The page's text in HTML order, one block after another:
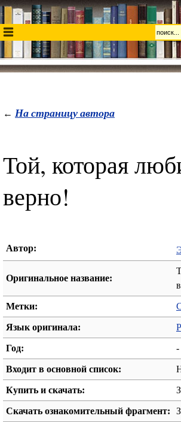
← На страницу автора
Той, которая
верно!
Автор:
Оригинальное название:
Метки:
Язык оригинала:
Год: -
Входит в основной список:
Купить и скачать:
Скачать ознакомительный фрагмент: